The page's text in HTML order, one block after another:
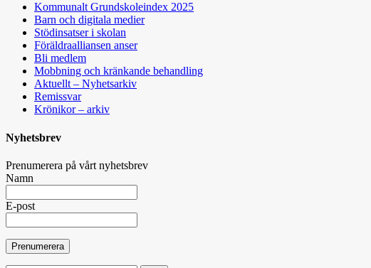
Kommunalt Grundskoleindex 2025
Barn och digitala medier
Stödinsatser i skolan
Föräldraalliansen anser
Bli medlem
Mobbning och kränkande behandling
Aktuellt – Nyhetsarkiv
Remissvar
Krönikor – arkiv
Nyhetsbrev
Prenumerera på vårt nyhetsbrev
Namn
E-post